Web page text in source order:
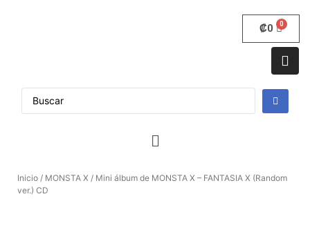
₡0
Inicio / MONSTA X / Mini álbum de MONSTA X – FANTASIA X (Random
ver.) CD